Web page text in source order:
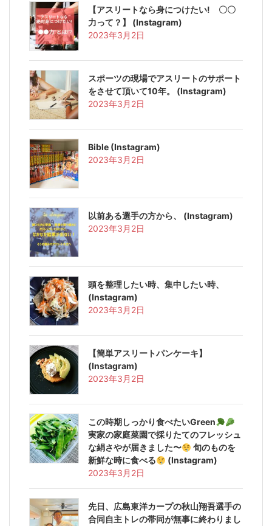
【アスリートなら身につけたい! 〇〇
力って？】 (Instagram)
2023年3月2日
スポーツの現場でアスリートのサポート
をさせて頂いて10年。 (Instagram)
2023年3月2日
Bible (Instagram)
2023年3月2日
以前ある選手の方から、 (Instagram)
2023年3月2日
頭を整理したい時、集中したい時、
(Instagram)
2023年3月2日
【簡単アスリートパンケーキ】
(Instagram)
2023年3月2日
この時期しっかり食べたいGreen
実家の家庭菜園で採りたてのフレッシュ
な絹さやが届きました〜
旬のものを
新鮮な時に食べる
(Instagram)
2023年3月2日
先日、広島東洋カープの秋山翔吾選手の
合同自主トレの帯同が無事に終わりまし